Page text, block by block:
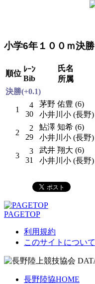
小学6年１００ｍ決勝
順位 ﾚｰﾝ
Bib
氏名
所属
決勝(+0.1)
1
4
30
茅野 佑豊 (6)
小井川小 (長野)
2
2
29
鮎澤 知希 (6)
小井川小 (長野)
3
3
31
武井 翔大 (6)
小井川小 (長野)
PAGETOP
利用規約
このサイトについて
長野陸協HOME